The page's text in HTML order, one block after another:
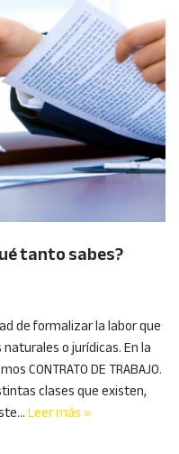
tanto sabes?
de formalizar la labor que
o jurídicas. En la
CONTRATO DE TRABAJO.
clases que existen,
Leer más »